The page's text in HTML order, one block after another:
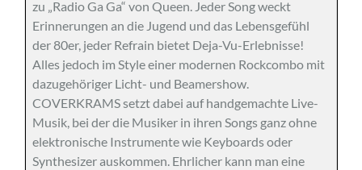
zu „Radio Ga Ga“ von Queen. Jeder Song weckt
Erinnerungen an die Jugend und das Lebensgefühl
der 80er, jeder Refrain bietet Deja-Vu-Erlebnisse!
Alles jedoch im Style einer modernen Rockcombo mit
dazugehöriger Licht- und Beamershow.
COVERKRAMS setzt dabei auf handgemachte Live-
Musik, bei der die Musiker in ihren Songs ganz ohne
elektronische Instrumente wie Keyboards oder
Synthesizer auskommen. Ehrlicher kann man eine